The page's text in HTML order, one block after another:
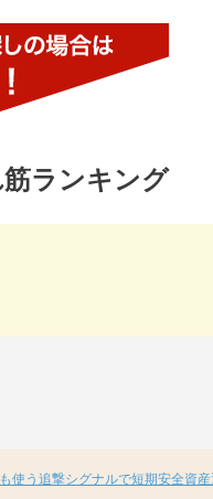
ランキング
使う追撃シグナルで短期安全資